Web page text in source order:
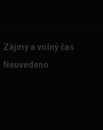
Zájmy a volný čas
Neuvedeno